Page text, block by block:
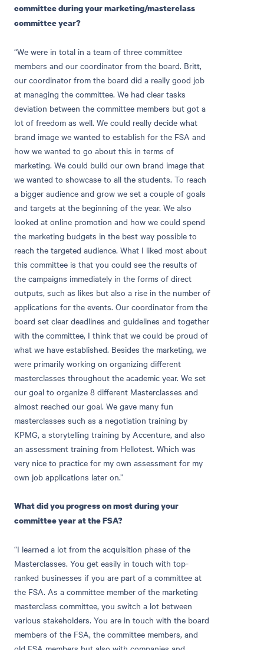
committee during your marketing/masterclass
committee year?
“We were in total in a team of three committee
members and our coordinator from the board. Britt,
our coordinator from the board did a really good job
at managing the committee. We had clear tasks
deviation between the committee members but got a
lot of freedom as well. We could really decide what
brand image we wanted to establish for the FSA and
how we wanted to go about this in terms of
marketing. We could build our own brand image that
we wanted to showcase to all the students. To reach
a bigger audience and grow we set a couple of goals
and targets at the beginning of the year. We also
looked at online promotion and how we could spend
the marketing budgets in the best way possible to
reach the targeted audience. What I liked most about
this committee is that you could see the results of
the campaigns immediately in the forms of direct
outputs, such as likes but also a rise in the number of
applications for the events. Our coordinator from the
board set clear deadlines and guidelines and together
with the committee, I think that we could be proud of
what we have established. Besides the marketing, we
were primarily working on organizing different
masterclasses throughout the academic year. We set
our goal to organize 8 different Masterclasses and
almost reached our goal. We gave many fun
masterclasses such as a negotiation training by
KPMG, a storytelling training by Accenture, and also
an assessment training from Hellotest. Which was
very nice to practice for my own assessment for my
own job applications later on.”
What did you progress on most during your
committee year at the FSA?
“I learned a lot from the acquisition phase of the
Masterclasses. You get easily in touch with top-
ranked businesses if you are part of a committee at
the FSA. As a committee member of the marketing
masterclass committee, you switch a lot between
various stakeholders. You are in touch with the board
members of the FSA, the committee members, and